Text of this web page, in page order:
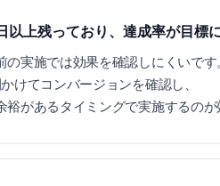
以上残っており、達成率が目標
の実施では効果を確認しにくいです
けてコンバージョンを確認し、
裕があるタイミングで実施するのが